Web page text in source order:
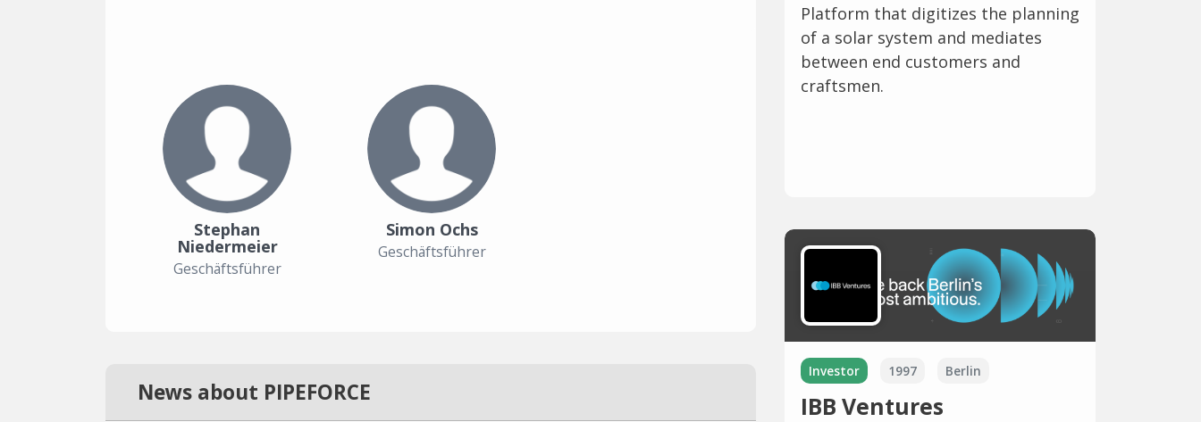
Stephan
Niedermeier
Geschäftsführer
Simon Ochs
Geschäftsführer
News about PIPEFORCE
Platform that digitizes the planning
of a solar system and mediates
between end customers and
craftsmen.
Investor 1997 Berlin
IBB Ventures